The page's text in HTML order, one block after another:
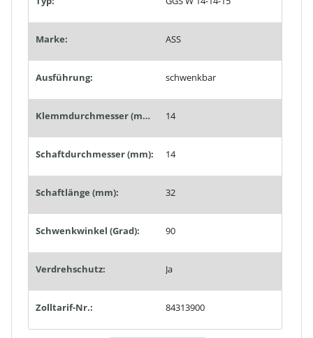
Marke: ASS
Ausführung: schwenkbar
Klemmdurchmesser (mm): 14
Schaftdurchmesser (mm): 14
Schaftlänge (mm): 32
Schwenkwinkel (Grad): 90
Verdrehschutz: Ja
Zolltarif-Nr.: 84313900